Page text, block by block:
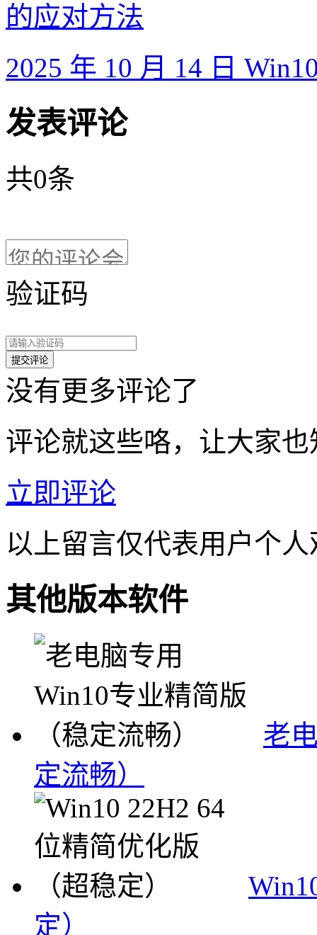
2025 年 10 月 14 日
发表评论
共0条
验证码
没有更多评论了
评论就这些咯，让大家
立即评论
以上留言仅代表用户个
其他版本软件
老
定流畅）
定）